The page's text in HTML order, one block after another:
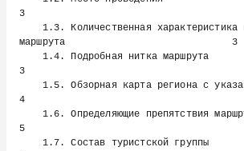
3
маршрута                             3
3
4
5